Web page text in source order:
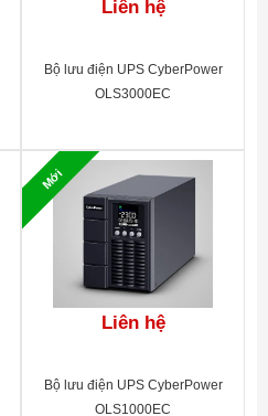
Liên hệ
Bộ lưu điện UPS CyberPower
OLS3000EC
Mới
Liên hệ
Bộ lưu điện UPS CyberPower
OLS1000EC